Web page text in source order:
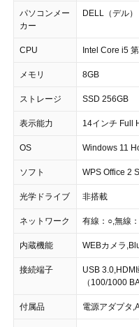
パソコンメー
カー
DELL（デル）
CPU Intel Core i5
メモリ 8GB
ストレージ SSD 256GB
表示能力 14インチ Full
OS Windows 11
ソフト WPS Office 2
光学ドライブ 非搭載
ネットワーク 有線：○,無線
内蔵機能 WEBカメラ
接続端子
USB
（100/1000
付属品 電源アダプタ